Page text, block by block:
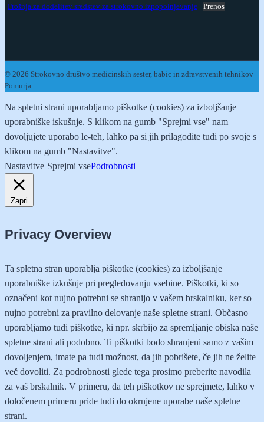
Prošnja za dodelitev sredstev za strokovno izpopolnjevanje Prenos
© 2026 Strokovno društvo medicinskih sester, babic in zdravstvenih tehnikov
Pomurja
Na spletni strani uporabljamo piškotke (cookies) za izboljšanje
uporabniške iskušnje. S klikom na gumb "Sprejmi vse" nam
dovoljujete uporabo le-teh, lahko pa si jih prilagodite tudi po svoje s
klikom na gumb "Nastavitve".
Nastavitve Sprejmi vsePodrobnosti
Zapri
Privacy Overview
Ta spletna stran uporablja piškotke (cookies) za izboljšanje
uporabniške izkušnje pri pregledovanju vsebine. Piškotki, ki so
označeni kot nujno potrebni se shranijo v vašem brskalniku, ker so
nujno potrebni za pravilno delovanje naše spletne strani. Občasno
uporabljamo tudi piškotke, ki npr. skrbijo za spremljanje obiska naše
spletne strani ali podobno. Ti piškotki bodo shranjeni samo z vašim
dovoljenjem, imate pa tudi možnost, da jih pobrišete, če jih ne želite
več dovoliti. Za podrobnosti glede tega prosimo preberite navodila
za vaš brskalnik. V primeru, da teh piškotkov ne sprejmete, lahko v
določenem primeru pride tudi do okrnjene uporabe naše spletne
strani.